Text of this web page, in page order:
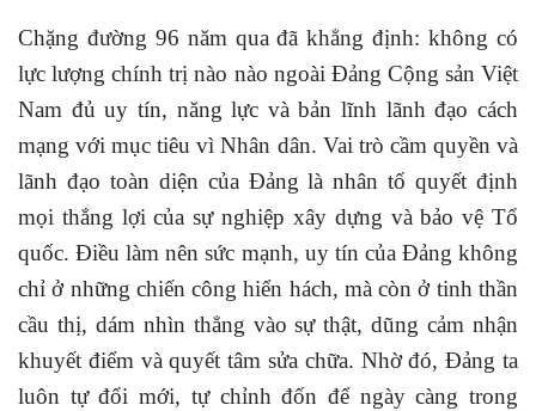
Chặng đường 96 năm qua đã khẳng định: không có
lực lượng chính trị nào nào ngoài Đảng Cộng sản Việt
Nam đủ uy tín, năng lực và bản lĩnh lãnh đạo cách
mạng với mục tiêu vì Nhân dân. Vai trò cầm quyền và
lãnh đạo toàn diện của Đảng là nhân tố quyết định
mọi thắng lợi của sự nghiệp xây dựng và bảo vệ Tổ
quốc. Điều làm nên sức mạnh, uy tín của Đảng không
chỉ ở những chiến công hiển hách, mà còn ở tinh thần
cầu thị, dám nhìn thẳng vào sự thật, dũng cảm nhận
khuyết điểm và quyết tâm sửa chữa. Nhờ đó, Đảng ta
luôn tự đổi mới, tự chỉnh đốn để ngày càng trong